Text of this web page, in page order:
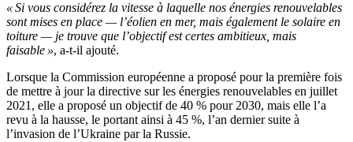
« Si vous considérez la vitesse à laquelle nos énergies renouvelables
sont mises en place — l’éolien en mer, mais également le solaire en
toiture — je trouve que l’objectif est certes ambitieux, mais
faisable », a-t-il ajouté.
Lorsque la Commission européenne a proposé pour la première fois
de mettre à jour la directive sur les énergies renouvelables en juillet
2021, elle a proposé un objectif de 40 % pour 2030, mais elle l’a
revu à la hausse, le portant ainsi à 45 %, l’an dernier suite à
l’invasion de l’Ukraine par la Russie.